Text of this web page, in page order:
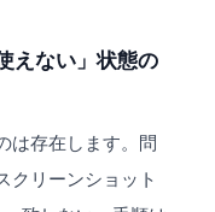
えない」状態の
は存在します。問
クリーンショット